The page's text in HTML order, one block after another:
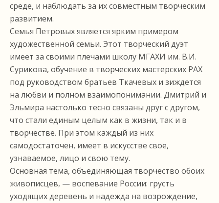
среде, и наблюдать за их совместным творческим
развитием.
Семья Петровых является ярким примером
художественной семьи. Этот творческий дуэт
имеет за своими плечами школу МГАХИ им. В.И.
Сурикова, обучение в творческих мастерских РАХ
под руководством братьев Ткачевых и зиждется
на любви и полном взаимопонимании. Дмитрий и
Эльмира настолько тесно связаны друг с другом,
что стали единым целым как в жизни, так и в
творчестве. При этом каждый из них
самодостаточен, имеет в искусстве свое,
узнаваемое, лицо и свою тему.
Основная тема, объединяющая творчество обоих
живописцев, — воспевание России: грусть
уходящих деревень и надежда на возрождение,